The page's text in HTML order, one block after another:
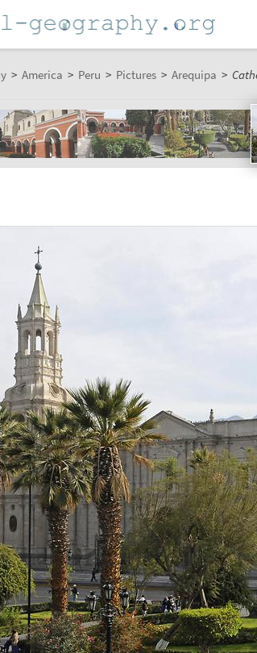
> America > Peru > Pictures > Arequipa >